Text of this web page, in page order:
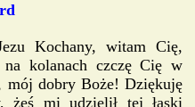
Kochany, witam Cię,
kolanach czczę Cię w
mój dobry Boże! Dziękuję
żeś mi udzielił tej łaski